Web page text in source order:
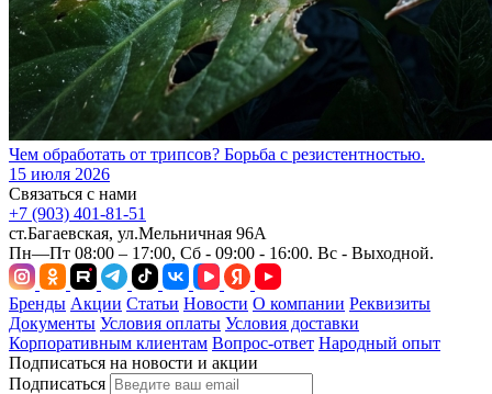
Чем обработать от трипсов? Борьба с резистентностью.
15 июля 2026
Связаться с нами
+7 (903) 401-81-51
ст.Багаевская, ул.Мельничная 96А
Пн—Пт 08:00 – 17:00, Сб - 09:00 - 16:00. Вс - Выходной.
Бренды Акции Статьи Новости О компании Реквизиты
Документы Условия оплаты Условия доставки
Корпоративным клиентам Вопрос-ответ Народный опыт
Подписаться на новости и акции
Подписаться